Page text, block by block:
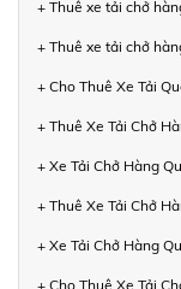
+ Thuê xe tải chở
+ Thuê xe tải chở
+ Cho Thuê Xe Tải
+ Thuê Xe Tải Chở
+ Xe Tải Chở Hàng
+ Thuê Xe Tải Chở
+ Xe Tải Chở Hàng
+ Cho Thuê Xe Tải